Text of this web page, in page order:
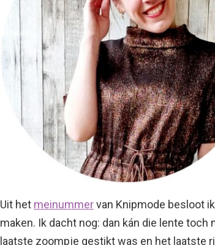
Uit het meinummervan Knipmode besloot
maken. Ik dacht nog: dan kán die lente
laatste zoompje gestikt was en het laatste